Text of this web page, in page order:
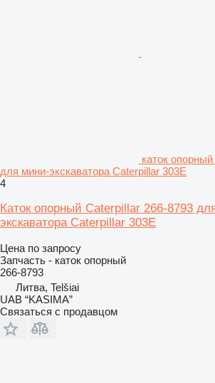
каток
для мини-экскаватора Caterpillar 303E
4
Каток опорный Caterpillar 266-8793
экскаватора Caterpillar 303E
Цена по запросу
Запчасть - каток опорный
266-8793
Литва, Telšiai
UAB “KASIMA”
Связаться с продавцом